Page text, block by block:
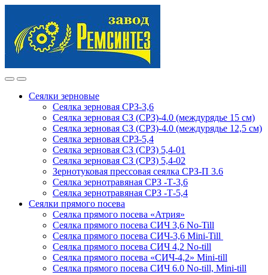
navigation
content
Сеялки зерновые
Сеялка зерновая СРЗ-3,6
Сеялка зерновая СЗ (СРЗ)-4.0 (междурядье 15 см)
Сеялка зерновая СЗ (СРЗ)-4.0 (междурядье 12,5 см)
Сеялка зерновая СРЗ-5,4
Сеялка зерновая СЗ (СРЗ) 5,4-01
Сеялка зерновая СЗ (СРЗ) 5,4-02
Зернотуковая прессовая сеялка СРЗ-П 3.6
Сеялка зернотравяная СРЗ -Т-3,6
Сеялка зернотравяная СРЗ -Т-5,4
Сеялки прямого посева
Сеялка прямого посева «Атрия»
Сеялка прямого посева СИЧ 3,6 No-Till
Сеялка прямого посева СИЧ-3,6 Mini-Till
Сеялка прямого посева СИЧ 4,2 No-till
Сеялка прямого посева «СИЧ-4,2» Mini-till
Сеялка прямого посева СИЧ 6.0 No-till, Mini-till